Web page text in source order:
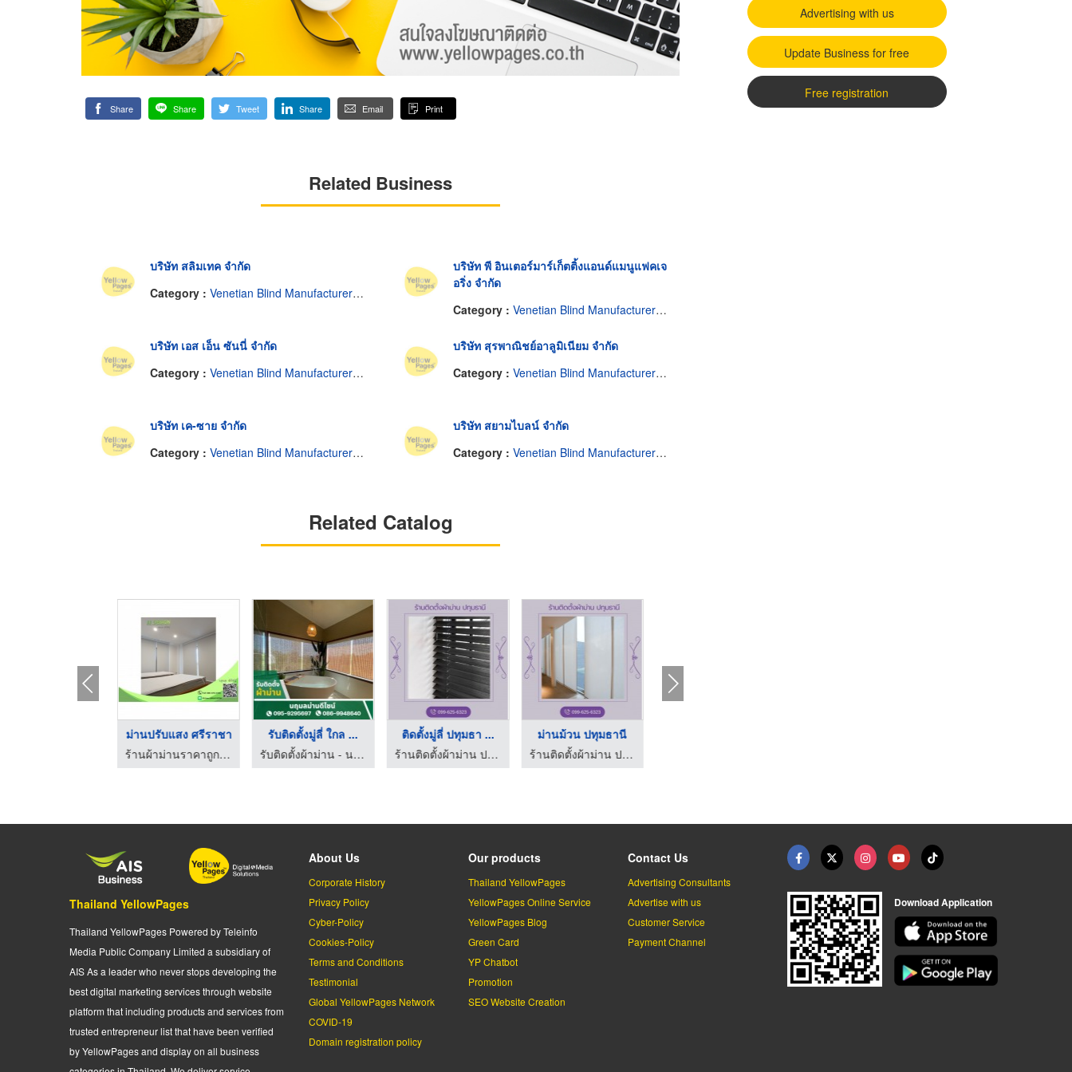
Share Share Tweet Share Email Print
Related Business
บริษัท สลิมเทค จำกัด
Category : Venetian Blind Manufacturers-Wholesale
บริษัท พี อินเตอร์มาร์เก็ตติ้งแอนด์แมนูแฟคเจ
อริ่ง จำกัด
Category : Venetian Blind Manufacturers-Wholesale
บริษัท เอส เอ็น ซันนี่ จำกัด
Category : Venetian Blind Manufacturers-Wholesale
บริษัท สุรพาณิชย์อาลูมิเนียม จำกัด
Category : Venetian Blind Manufacturers-Wholesale
บริษัท เค-ซาย จำกัด
Category : Venetian Blind Manufacturers-Wholesale
บริษัท สยามไบลน์ จำกัด
Category : Venetian Blind Manufacturers-Wholesale
Related Catalog
ม่านปรับแสง ศรีราชา
ร้านผ้าม่านราคาถูก ศรีราชา
รับติดตั้งมู่ลี่ ใกล ...
รับติดตั้งผ้าม่าน - นฤมลม่านดีไซน์
ติดตั้งมู่ลี่ ปทุมธา ...
ร้านติดตั้งผ้าม่าน ปทุมธานี
ม่านม้วน ปทุมธานี
ร้านติดตั้งผ้าม่าน ปทุมธานี
Advertising with us
Update Business for free
Free registration
Thailand YellowPages
Thailand YellowPages Powered by Teleinfo
Media Public Company Limited a subsidiary of
AIS As a leader who never stops developing the
best digital marketing services through website
platform that including products and services from
trusted entrepreneur list that have been verified
by YellowPages and display on all business
About Us
Corporate History
Privacy Policy
Cyber-Policy
Cookies-Policy
Terms and Conditions
Testimonial
Global YellowPages Network
COVID-19
Domain registration policy
Our products
Thailand YellowPages
YellowPages Online Service
YellowPages Blog
Green Card
YP Chatbot
Promotion
SEO Website Creation
Contact Us
Advertising Consultants
Advertise with us
Customer Service
Payment Channel
Download Application